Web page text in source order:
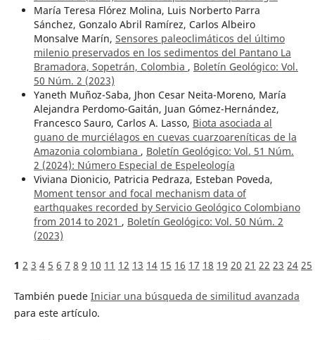
María Teresa Flórez Molina, Luis Norberto Parra
Sánchez, Gonzalo Abril Ramírez, Carlos Albeiro
Monsalve Marín, Sensores paleoclimáticos del último
milenio preservados en los sedimentos del Pantano La
Bramadora, Sopetrán, Colombia , Boletín Geológico: Vol.
50 Núm. 2 (2023)
Yaneth Muñoz-Saba, Jhon Cesar Neita-Moreno, María
Alejandra Perdomo-Gaitán, Juan Gómez-Hernández,
Francesco Sauro, Carlos A. Lasso, Biota asociada al
guano de murciélagos en cuevas cuarzoareníticas de la
Amazonia colombiana , Boletín Geológico: Vol. 51 Núm.
2 (2024): Número Especial de Espeleología
Viviana Dionicio, Patricia Pedraza, Esteban Poveda,
Moment tensor and focal mechanism data of
earthquakes recorded by Servicio Geológico Colombiano
from 2014 to 2021 , Boletín Geológico: Vol. 50 Núm. 2
(2023)
1 2 3 4 5 6 7 8 9 10 11 12 13 14 15 16 17 18 19 20 21 22 23 24 25
También puede Iniciar una búsqueda de similitud avanzada
para este artículo.